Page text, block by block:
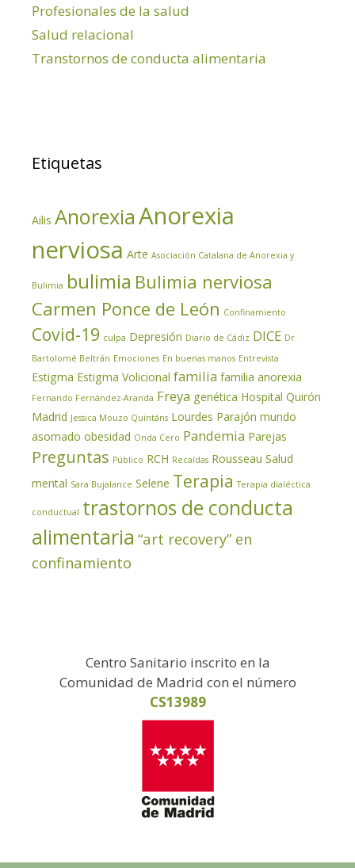
Profesionales de la salud
Salud relacional
Transtornos de conducta alimentaria
Etiquetas
Ailis AnorexiaAnorexia
nerviosa Arte Asociación Catalana de Anorexia y
Bulimia bulimia Bulimia nerviosa
Carmen Ponce de León Confinamiento
Covid-19 culpa Depresión Diario de Cádiz DICE Dr
Bartolomé Beltrán Emociones En buenas manos Entrevista
Estigma Estigma Volicional familia familia anorexia
Fernando Fernández-Aranda Freya genética Hospital Quirón
Madrid Jessica Mouzo Quintáns Lourdes Parajón mundo
asomado obesidad Onda Cero Pandemia Parejas
Preguntas Público RCH Recaídas Rousseau Salud
mental Sara Bujalance Selene Terapia Terapia dialéctica
conductual trastornos de conducta
alimentaria “art recovery” en
confinamiento
Centro Sanitario inscrito en la
Comunidad de Madrid con el número
CS13989